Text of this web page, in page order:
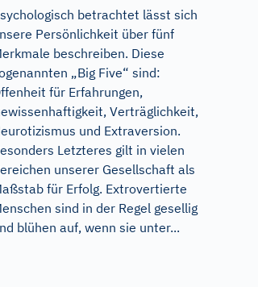
betrachtet lässt sich
Persönlichkeit über fünf
beschreiben. Diese
„Big Five“ sind:
für Erfahrungen,
Verträglichkeit,
und Extraversion.
Letzteres gilt in vielen
unserer Gesellschaft als
für Erfolg. Extrovertierte
sind in der Regel gesellig
blühen auf, wenn sie unter...